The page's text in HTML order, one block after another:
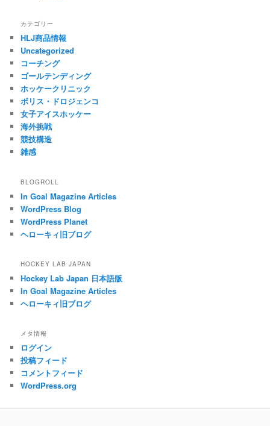
カテゴリー
HLJ商品情報
Uncategorized
コーチング
ゴールテンディング
ホッケークリニック
ボリス・ドロジェンコ
女子アイスホッケー
海外挑戦
競技構造
雑感
BLOGROLL
In Goal Magazine Articles
WordPress Blog
WordPress Planet
ヘローキィ旧ブログ
HOCKEY LAB JAPAN
Hockey Lab Japan 日本語版
In Goal Magazine Articles
ヘローキィ旧ブログ
メタ情報
ログイン
投稿フィード
コメントフィード
WordPress.org